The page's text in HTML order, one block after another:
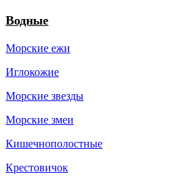
Водные
Морские ежи
Иглокожие
Морские звезды
Морские змеи
Кишечнополостные
Крестовичок